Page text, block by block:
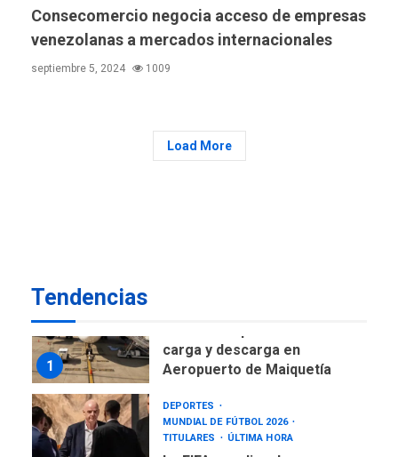
Consecomercio negocia acceso de empresas
venezolanas a mercados internacionales
septiembre 5, 2024 1009
Load More
Tendencias
POLÍTICA
ÚLTIMA HORA
CNP plantea incluir Libertad
de Expresión en agenda de
DESTACADOS
NACIONALES
ÚLTIMA HORA
1
carga y descarga en
Aeropuerto de Maiquetía
MUNDIAL DE FÚTBOL 2026
TITULARES
ÚLTIMA HORA